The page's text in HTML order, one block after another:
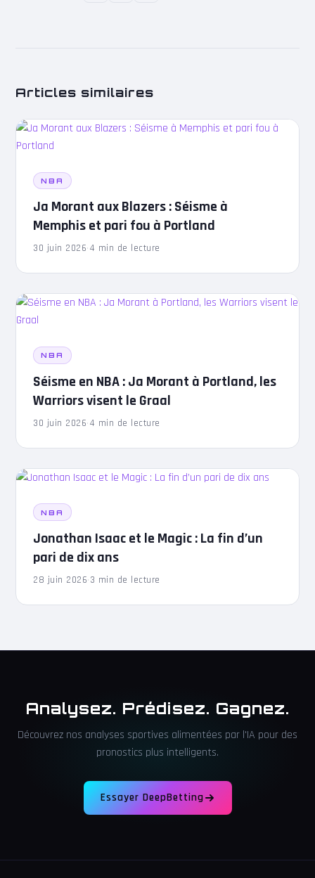
Articles similaires
NBA
Ja Morant aux Blazers : Séisme à
Memphis et pari fou à Portland
30 juin 2026·4 min de lecture
NBA
Séisme en NBA : Ja Morant à Portland, les
Warriors visent le Graal
30 juin 2026·4 min de lecture
NBA
Jonathan Isaac et le Magic : La fin d’un
pari de dix ans
28 juin 2026·3 min de lecture
Analysez. Prédisez. Gagnez.
Découvrez nos analyses sportives alimentées par l'IA pour des
pronostics plus intelligents.
Essayer DeepBetting